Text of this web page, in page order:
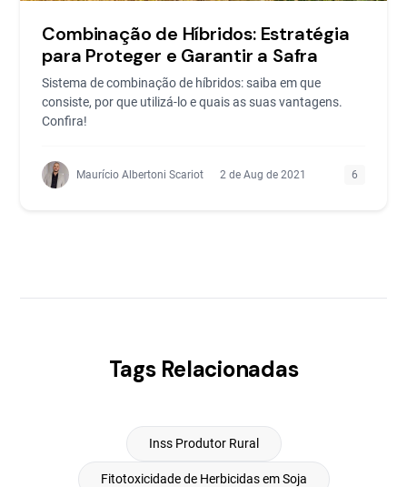
Combinação de Híbridos: Estratégia
para Proteger e Garantir a Safra
Sistema de combinação de híbridos: saiba em que
consiste, por que utilizá-lo e quais as suas vantagens.
Confira!
Maurício Albertoni Scariot 2 de Aug de 2021 6
Tags Relacionadas
Inss Produtor Rural
Fitotoxicidade de Herbicidas em Soja